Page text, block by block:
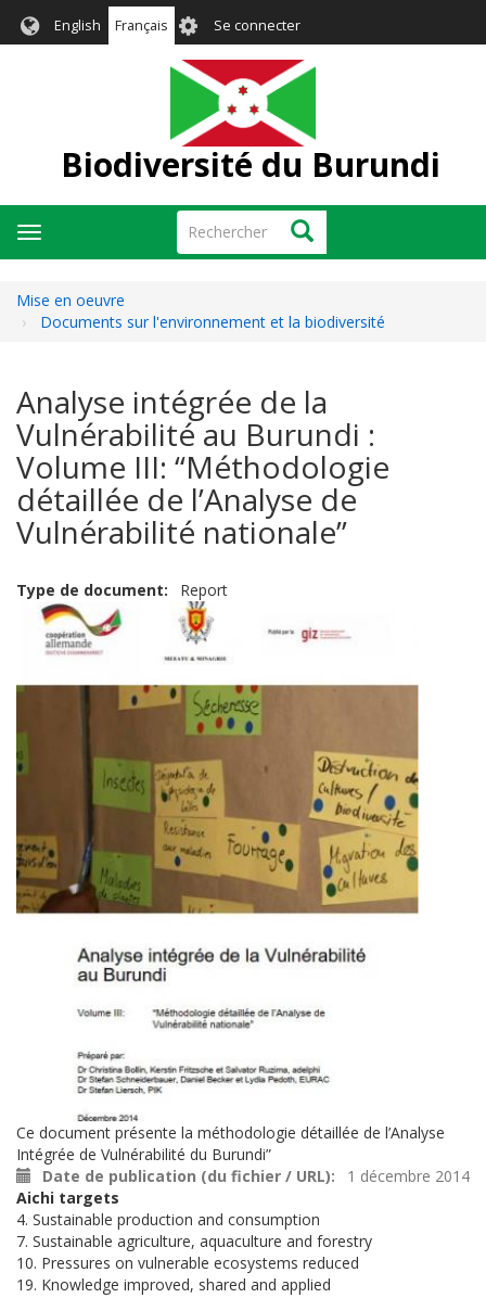
English Français User
account
menu
Se connecter
Biodiversité du Burundi
Rechercher Rechercher
Toggle
navigation
Mise en oeuvre
Documents sur l'environnement et la biodiversité
Analyse intégrée de la
Vulnérabilité au Burundi :
Volume III: “Méthodologie
détaillée de l’Analyse de
Vulnérabilité nationale”
Type de document Report
Ce document présente la méthodologie détaillée de l’Analyse
Intégrée de Vulnérabilité du Burundi”
Date de publication (du fichier / URL)
1 décembre 2014
Aichi targets
4. Sustainable production and consumption
7. Sustainable agriculture, aquaculture and forestry
10. Pressures on vulnerable ecosystems reduced
19. Knowledge improved, shared and applied